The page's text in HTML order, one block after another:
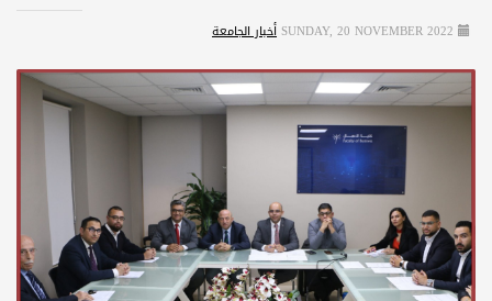
SUNDAY, 20 NOVEMBER 2022 أخبار الجامعة